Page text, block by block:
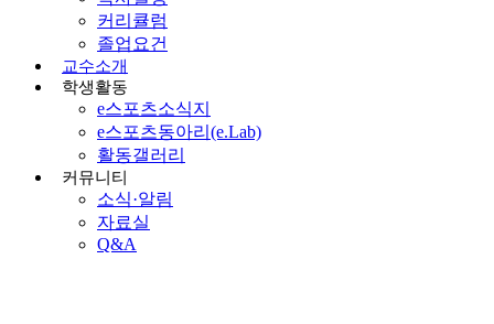
커리큘럼
졸업요건
교수소개
학생활동
e스포츠소식지
e스포츠동아리(e.Lab)
활동갤러리
커뮤니티
소식·알림
자료실
Q&A